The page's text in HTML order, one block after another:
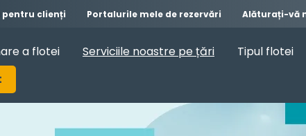
pentru clienți Portalurile mele de rezervări Alăturați-vă
a flotei Serviciile noastre pe țări Tipul flotei